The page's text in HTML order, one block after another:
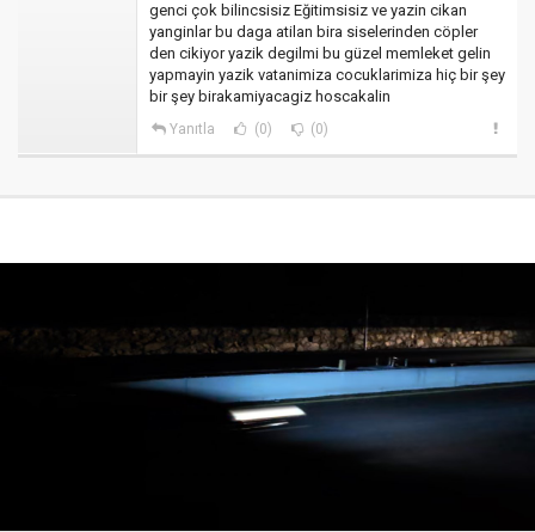
genci çok bilincsisiz Eğitimsisiz ve yazin cikan
yanginlar bu daga atilan bira siselerinden cöpler
den cikiyor yazik degilmi bu güzel memleket gelin
yapmayin yazik vatanimiza cocuklarimiza hiç bir şey
bir şey birakamiyacagiz hoscakalin
Yanıtla (0) (0)